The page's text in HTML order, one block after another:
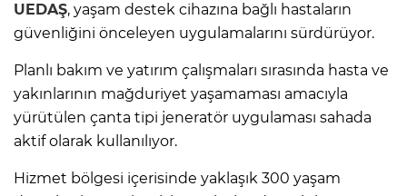
UEDAŞ, yaşam destek cihazına bağlı hastaların
güvenliğini önceleyen uygulamalarını sürdürüyor.
Planlı bakım ve yatırım çalışmaları sırasında hasta ve
yakınlarının mağduriyet yaşamaması amacıyla
yürütülen çanta tipi jeneratör uygulaması sahada
aktif olarak kullanılıyor.
Hizmet bölgesi içerisinde yaklaşık 300 yaşam